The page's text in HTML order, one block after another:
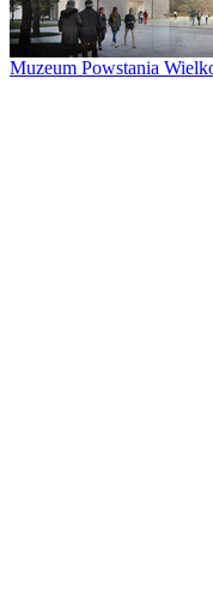
Muzeum Powstania